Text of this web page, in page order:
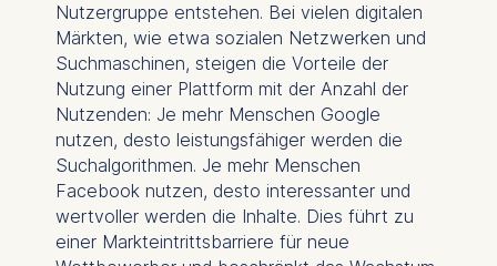
Nutzergruppe entstehen. Bei vielen digitalen
Märkten, wie etwa sozialen Netzwerken und
Suchmaschinen, steigen die Vorteile der
Nutzung einer Plattform mit der Anzahl der
Nutzenden: Je mehr Menschen Google
nutzen, desto leistungsfähiger werden die
Suchalgorithmen. Je mehr Menschen
Facebook nutzen, desto interessanter und
wertvoller werden die Inhalte. Dies führt zu
einer Markteintrittsbarriere für neue